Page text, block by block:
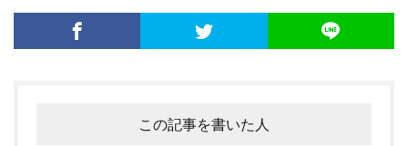
この記事を書いた人